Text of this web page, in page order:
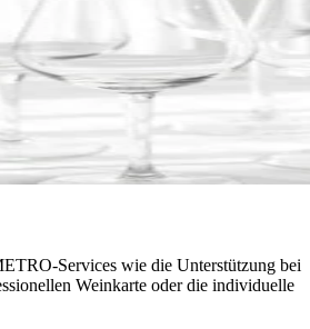
Services wie die Unterstützung bei
Weinkarte oder die individuelle